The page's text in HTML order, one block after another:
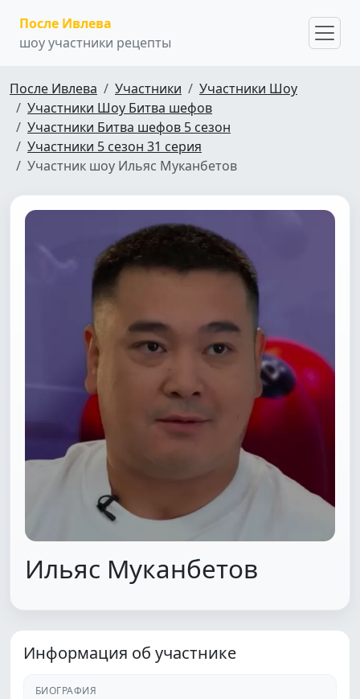
После Ивлева
шоу участники рецепты
После Ивлева Участники
Участники Шоу
Участники Шоу Битва шефов
Участники Битва шефов 5 сезон
Участники 5 сезон 31 серия
Участник шоу Ильяс Муканбетов
Ильяс Муканбетов
Информация об участнике
БИОГРАФИЯ